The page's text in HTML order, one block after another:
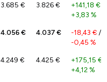
3.685 € 3.826 € +141,18 €
+3,83 %
4.056 € 4.037 € -18,43 € /
-0,45 %
4.249 € 4.425 € +175,15 €
+4,12 %